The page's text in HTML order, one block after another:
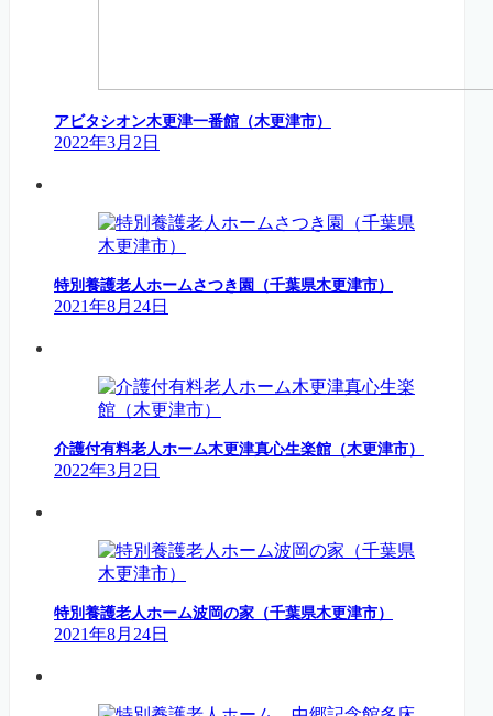
アビタシオン木更津一番館（木更津市）
2022年3月2日
特別養護老人ホームさつき園（千葉県木更津市）
2021年8月24日
介護付有料老人ホーム木更津真心生楽館（木更津市）
2022年3月2日
特別養護老人ホーム波岡の家（千葉県木更津市）
2021年8月24日